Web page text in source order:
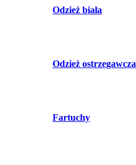
Odzież biała
Odzież ostrzegawcza
Fartuchy